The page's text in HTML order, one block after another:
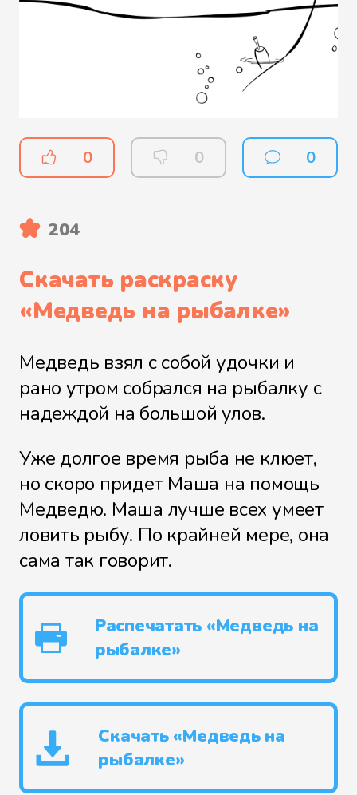
0 0 0
204
Скачать раскраску
«Медведь на рыбалке»
Медведь взял с собой удочки и
рано утром собрался на рыбалку с
надеждой на большой улов.
Уже долгое время рыба не клюет,
но скоро придет Маша на помощь
Медведю. Маша лучше всех умеет
ловить рыбу. По крайней мере, она
сама так говорит.
Распечатать «Медведь на
рыбалке»
Скачать «Медведь на
рыбалке»